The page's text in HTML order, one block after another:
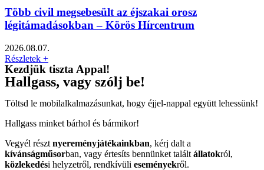
Több civil megsebesült az éjszakai orosz
légitámadásokban – Körös Hírcentrum
2026.08.07.
Részletek +
Kezdjük tiszta Appal!
Hallgass, vagy szólj be!
Töltsd le mobilalkalmazásunkat, hogy éjjel-nappal együtt lehessünk!
Hallgass minket bárhol és bármikor!
Vegyél részt nyereményjátékainkban, kérj dalt a
kívánságműsorban, vagy értesíts bennünket talált állatokról,
közlekedési helyzetről, rendkívüli eseményekről.